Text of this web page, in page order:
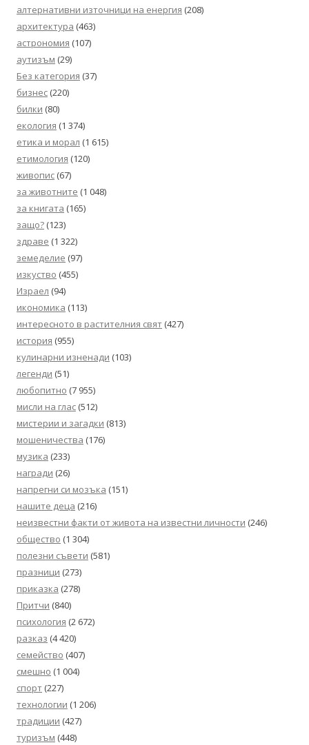
алтернативни източници на енергия (208)
архитектура (463)
астрономия (107)
аутизъм (29)
Без категория (37)
бизнес (220)
билки (80)
екология (1 374)
етика и морал (1 615)
етимология (120)
живопис (67)
за животните (1 048)
за книгата (165)
защо? (123)
здраве (1 322)
земеделие (97)
изкуство (455)
Израел (94)
икономика (113)
интересното в растителния свят (427)
история (955)
кулинарни изненади (103)
легенди (51)
любопитно (7 955)
мисли на глас (512)
мистерии и загадки (813)
мошеничества (176)
музика (233)
награди (26)
напрегни си мозъка (151)
нашите деца (216)
неизвестни факти от живота на известни личности (246)
общество (1 304)
полезни съвети (581)
празници (273)
приказка (278)
Притчи (840)
психология (2 672)
разказ (4 420)
семейство (407)
смешно (1 004)
спорт (227)
технологии (1 206)
традиции (427)
туризъм (448)